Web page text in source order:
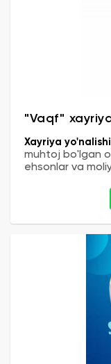
"Vaqf"
Xayriya
muhtoj bo'lgan
ehsonlar va